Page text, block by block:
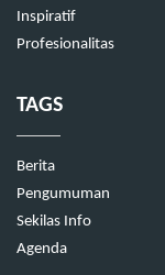
Inspiratif
Profesionalitas
TAGS
Berita
Pengumuman
Sekilas Info
Agenda